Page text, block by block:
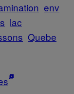
env
lac
Quebe